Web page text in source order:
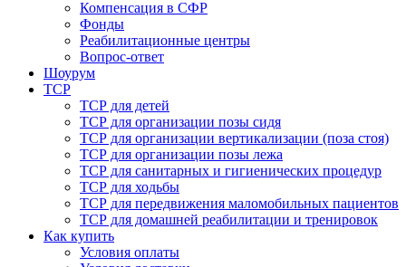
Компенсация в СФР
Фонды
Реабилитационные центры
Вопрос-ответ
Шоурум
ТСР
ТСР для детей
ТСР для организации позы сидя
ТСР для организации вертикализации (поза стоя)
ТСР для организации позы лежа
ТСР для санитарных и гигиенических процедур
ТСР для ходьбы
ТСР для передвижения маломобильных пациентов
ТСР для домашней реабилитации и тренировок
Как купить
Условия оплаты